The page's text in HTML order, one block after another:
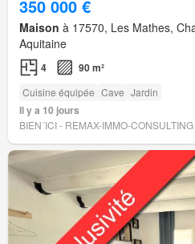
350 000 €
Maison à 17570, Les Mathes,
Aquitaine
4 90 m²
Cuisine équipée Cave Jardin
Il y a 10 jours
BIEN´ICI - REMAX-IMMO-CONSULTING